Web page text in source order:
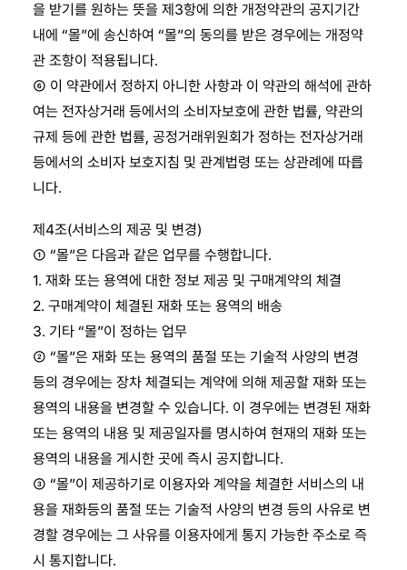
을 받기를 원하는 뜻을 제3항에 의한 개정약관의 공지기간
내에 “몰”에 송신하여 “몰”의 동의를 받은 경우에는 개정약
관 조항이 적용됩니다.
⑥ 이 약관에서 정하지 아니한 사항과 이 약관의 해석에 관하
여는 전자상거래 등에서의 소비자보호에 관한 법률, 약관의
규제 등에 관한 법률, 공정거래위원회가 정하는 전자상거래
등에서의 소비자 보호지침 및 관계법령 또는 상관례에 따릅
니다.
제4조(서비스의 제공 및 변경)
① “몰”은 다음과 같은 업무를 수행합니다.
1. 재화 또는 용역에 대한 정보 제공 및 구매계약의 체결
2. 구매계약이 체결된 재화 또는 용역의 배송
3. 기타 “몰”이 정하는 업무
② “몰”은 재화 또는 용역의 품절 또는 기술적 사양의 변경
등의 경우에는 장차 체결되는 계약에 의해 제공할 재화 또는
용역의 내용을 변경할 수 있습니다. 이 경우에는 변경된 재화
또는 용역의 내용 및 제공일자를 명시하여 현재의 재화 또는
용역의 내용을 게시한 곳에 즉시 공지합니다.
③ “몰”이 제공하기로 이용자와 계약을 체결한 서비스의 내
용을 재화등의 품절 또는 기술적 사양의 변경 등의 사유로 변
경할 경우에는 그 사유를 이용자에게 통지 가능한 주소로 즉
시 통지합니다.